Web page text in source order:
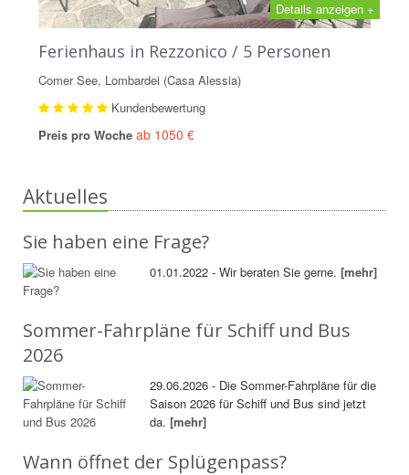
Details anzeigen +
Ferienhaus in Rezzonico / 5 Personen
Comer See, Lombardei (Casa Alessia)
Kundenbewertung
Preis pro Woche ab 1050 €
Aktuelles
Sie haben eine Frage?
01.01.2022 - Wir beraten Sie gerne.[mehr]
Sommer-Fahrpläne für Schiff und Bus
2026
29.06.2026 - Die Sommer-Fahrpläne für die
Saison 2026 für Schiff und Bus sind jetzt
da.[mehr]
Wann öffnet der Splügenpass?